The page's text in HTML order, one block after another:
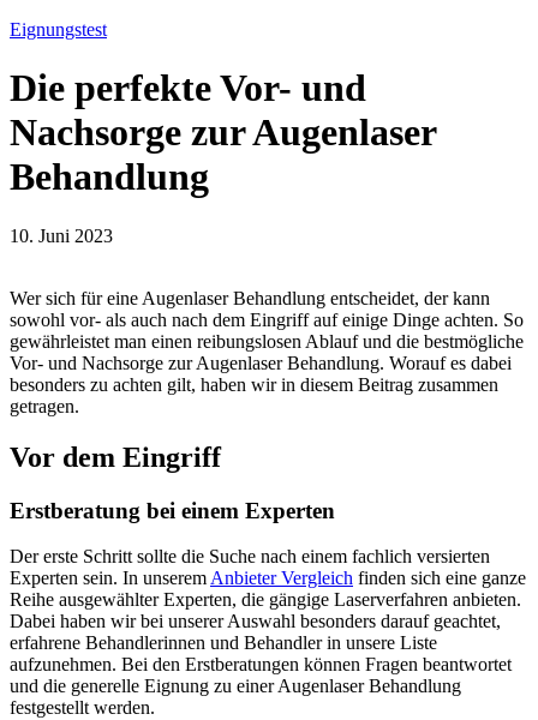
Eignungstest
Die perfekte Vor- und
Nachsorge zur Augenlaser
Behandlung
10. Juni 2023
Wer sich für eine Augenlaser Behandlung entscheidet, der kann
sowohl vor- als auch nach dem Eingriff auf einige Dinge achten. So
gewährleistet man einen reibungslosen Ablauf und die bestmögliche
Vor- und Nachsorge zur Augenlaser Behandlung. Worauf es dabei
besonders zu achten gilt, haben wir in diesem Beitrag zusammen
getragen.
Vor dem Eingriff
Erstberatung bei einem Experten
Der erste Schritt sollte die Suche nach einem fachlich versierten
Experten sein. In unseremAnbieter Vergleich finden sich eine ganze
Reihe ausgewählter Experten, die gängige Laserverfahren anbieten.
Dabei haben wir bei unserer Auswahl besonders darauf geachtet,
erfahrene Behandlerinnen und Behandler in unsere Liste
aufzunehmen. Bei den Erstberatungen können Fragen beantwortet
und die generelle Eignung zu einer Augenlaser Behandlung
festgestellt werden.